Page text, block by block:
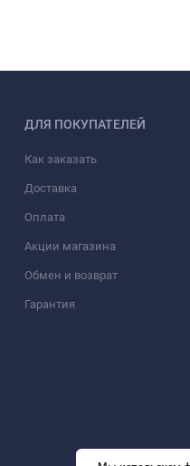
ДЛЯ ПОКУПАТЕЛЕЙ
Как заказать
Доставка
Оплата
Акции магазина
Обмен и возврат
Гарантия